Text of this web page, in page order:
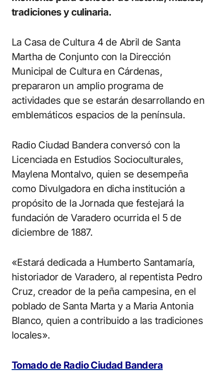
tradiciones y culinaria.
La Casa de Cultura 4 de Abril de Santa
Martha de Conjunto con la Dirección
Municipal de Cultura en Cárdenas,
prepararon un amplio programa de
actividades que se estarán desarrollando en
emblemáticos espacios de la península.
Radio Ciudad Bandera conversó con la
Licenciada en Estudios Socioculturales,
Maylena Montalvo, quien se desempeña
como Divulgadora en dicha institución a
propósito de la Jornada que festejará la
fundación de Varadero ocurrida el 5 de
diciembre de 1887.
«Estará dedicada a Humberto Santamaría,
historiador de Varadero, al repentista Pedro
Cruz, creador de la peña campesina, en el
poblado de Santa Marta y a Maria Antonia
Blanco, quien a contribuido a las tradiciones
locales».
Tomado de Radio Ciudad Bandera